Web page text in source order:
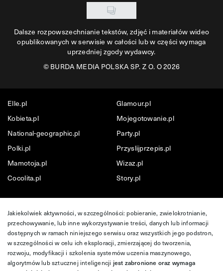
Dalsze rozpowszechnianie tekstów, zdjęć i materiałów wideo
opublikowanych w serwisie w całości lub w części wymaga
uprzedniej zgody wydawcy.
©BURDA MEDIA POLSKA SP. Z O. O 2026
Elle.pl
Glamour.pl
Kobieta.pl
Mojegotowanie.pl
National-geographic.pl
Party.pl
Polki.pl
Przyslijprzepis.pl
Mamotoja.pl
Wizaz.pl
Cocolita.pl
Story.pl
Jakiekolwiek aktywności, w szczególności: pobieranie, zwielokrotnianie,
przechowywanie, lub inne wykorzystywanie treści, danych lub informacji
dostępnych w ramach niniejszego serwisu oraz wszystkich jego podstron,
w szczególności w celu ich eksploracji, zmierzającej do tworzenia,
rozwoju, modyfikacji i szkolenia systemów uczenia maszynowego,
algorytmów lub sztucznej inteligencji jest zabronione oraz wymaga